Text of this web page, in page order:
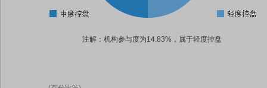
注解：机构参与度为14.83%，属于轻度控盘